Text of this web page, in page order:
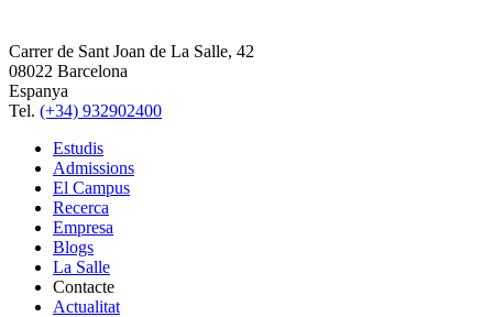
Carrer de Sant Joan de La Salle, 42
08022 Barcelona
Espanya
Tel. (+34) 932902400
Estudis
Admissions
El Campus
Recerca
Empresa
Blogs
La Salle
Contacte
Actualitat